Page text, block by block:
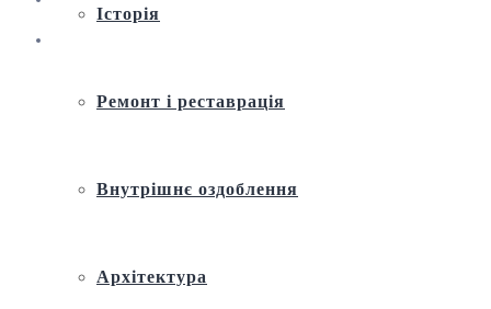
Історія
Ремонт і реставрація
Внутрішнє оздоблення
Архітектура